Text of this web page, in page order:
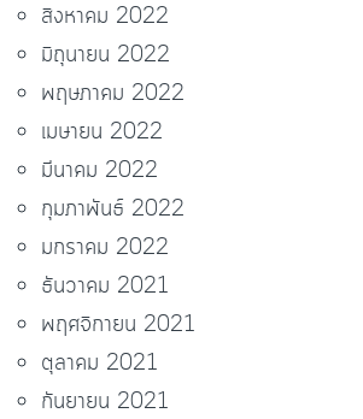
สิงหาคม 2022
มิถุนายน 2022
พฤษภาคม 2022
เมษายน 2022
มีนาคม 2022
กุมภาพันธ์ 2022
มกราคม 2022
ธันวาคม 2021
พฤศจิกายน 2021
ตุลาคม 2021
กันยายน 2021